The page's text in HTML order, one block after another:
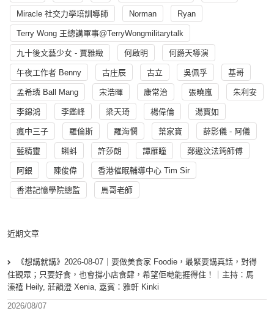
Miracle 社交力學培訓導師 Norman Ryan
Terry Wong 王總講軍事@TerryWongmilitarytalk
九十後文藝少女 - 賈雅緻 何啟明 何爵天導演
午夜工作者 Benny 古庄辰 古立 吳佩孚 基哥
孟希璘 Ball Mang 宋浩暉 康常治 張曉嵐 朱利安
李錦鴻 李鑑峰 梁天琦 楊偉倫 湯寳如
瘋中三子 羅倫斯 羅海憫 葉家寶 薛影儀 - 阿儀
藍精靈 蝌蚪 許莎朗 譚雁瞳 鄭遨汶法筠師傅
阿銀 陳俊偉 香港催眠輔導中心 Tim Sir
香港記憶學院總監 馬哥老師
近期文章
《想講就講》2026-08-07｜要做美食家 Foodie，最緊要講真話，對得
住觀眾；只要好食，也會撐小店食肆，希望佢哋能捱得住！｜主持：馬
溱禧 Heily, 莊韻澄 Xenia, 嘉賓：雅軒 Kinki
2026/08/07